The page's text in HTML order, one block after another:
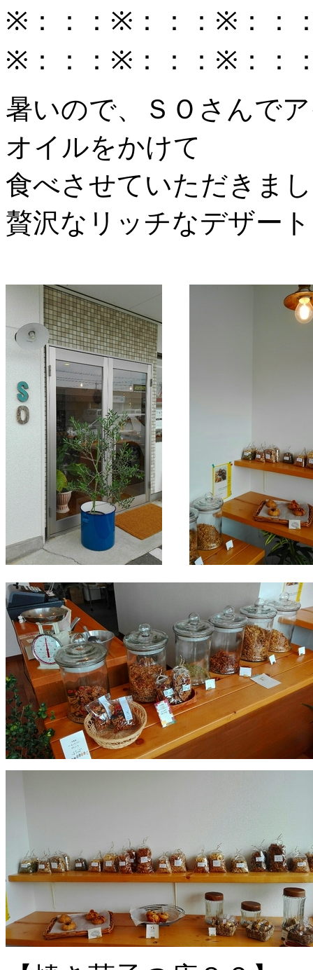
※：：：※：：：※：：
※：：：※：：：※：：
暑いので、ＳＯさんで
オイルをかけて
食べさせていただきま
贅沢なリッチなデザー